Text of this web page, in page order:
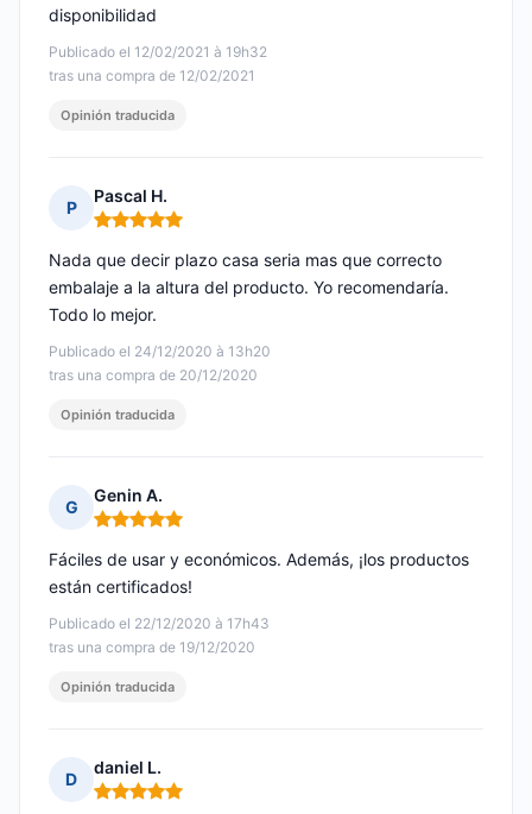
Publicado el 12/02/2021 à 19h32
tras una compra de 12/02/2021
disponibilidad
Opinión traducida
P
Pascal H.
Nota: 5 de 5
Publicado el 24/12/2020 à 13h20
tras una compra de 20/12/2020
Nada que decir plazo casa seria mas que correcto
embalaje a la altura del producto. Yo recomendaría.
Todo lo mejor.
Opinión traducida
G
Genin A.
Nota: 5 de 5
Publicado el 22/12/2020 à 17h43
tras una compra de 19/12/2020
Fáciles de usar y económicos. Además, ¡los productos
están certificados!
Opinión traducida
D
daniel L.
Nota: 5 de 5